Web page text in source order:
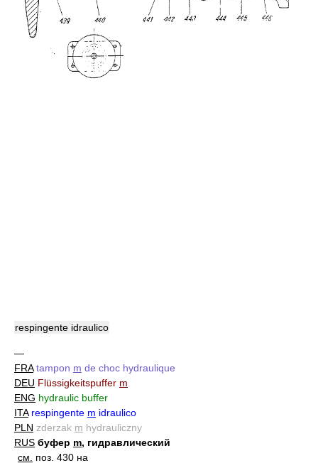
respingente idraulico
—
FRA tampon m de choc hydraulique
DEU Flüssigkeitspuffer m
ENG hydraulic buffer
ITA respingente m idraulico
PLN zderzak m hydrauliczny
RUS буфер m, гидравлический
см.
поз. 430 на